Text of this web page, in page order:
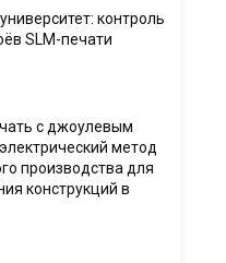
контроль
SLM-печати
с джоулевым
метод
производства для
конструкций в